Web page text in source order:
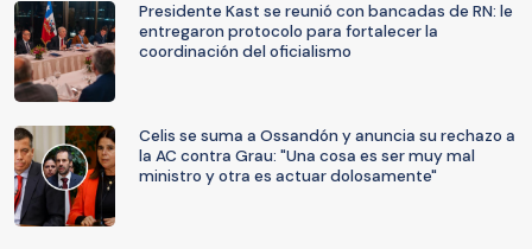
Presidente Kast se reunió con bancadas de RN: le
entregaron protocolo para fortalecer la
coordinación del oficialismo
Celis se suma a Ossandón y anuncia su rechazo a
la AC contra Grau: "Una cosa es ser muy mal
ministro y otra es actuar dolosamente"